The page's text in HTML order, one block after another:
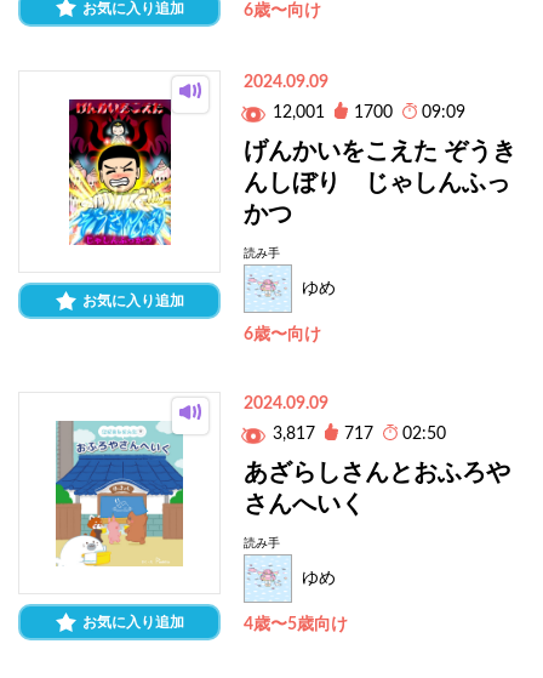
お気に入り追加 6歳〜向け
お気に入り追加
2024.09.09
12,001
1700 09:09
げんかいをこえた ぞうき
んしぼり じゃしんふっ
かつ
読み手
ゆめ
6歳〜向け
お気に入り追加
2024.09.09
3,817
717 02:50
あざらしさんとおふろや
さんへいく
読み手
ゆめ
4歳〜5歳向け